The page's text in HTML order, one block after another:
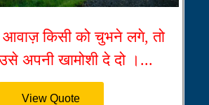
किसी को चुभने लगे, तो
अपनी खामोशी दे दो ।...
View Quote